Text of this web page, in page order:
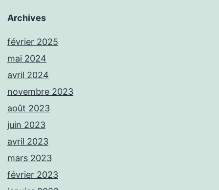
Archives
février 2025
mai 2024
avril 2024
novembre 2023
août 2023
juin 2023
avril 2023
mars 2023
février 2023